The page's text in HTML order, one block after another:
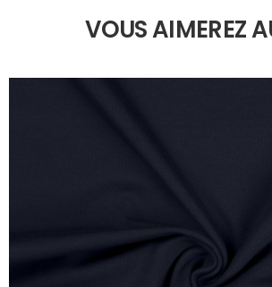
VOUS AIMEREZ